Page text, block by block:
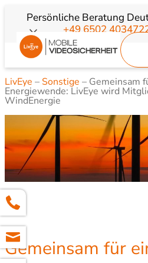
Inhalt
springen
Persönliche Beratung
+49 6502
LivEye – Sonstige – Gemeinsam
Energiewende: LivEye wird
WindEnergie
Gemeinsam für